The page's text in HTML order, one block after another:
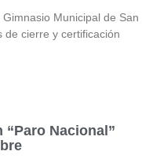
Municipal de San
de cierre y certificación
“Paro Nacional”